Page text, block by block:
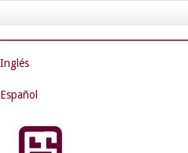
navigation
Inglés
Español